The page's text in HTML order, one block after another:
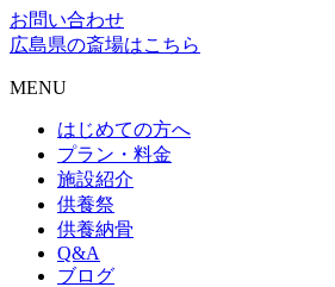
お問い合わせ
広島県の斎場はこちら
MENU
はじめての方へ
プラン・料金
施設紹介
供養祭
供養納骨
Q&A
ブログ